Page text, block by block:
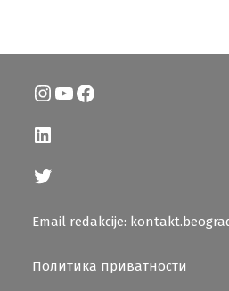
Instagram
YouTube
Facebook
LinkedIn
Twitter
Email redakcije:
Политика приватности